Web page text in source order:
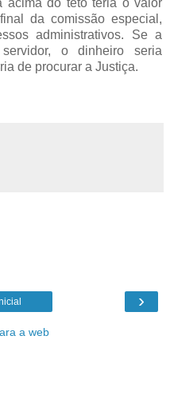
acima do teto teria o valor
da comissão especial,
administrativos. Se a
o dinheiro seria
de procurar a Justiça.
›
a web